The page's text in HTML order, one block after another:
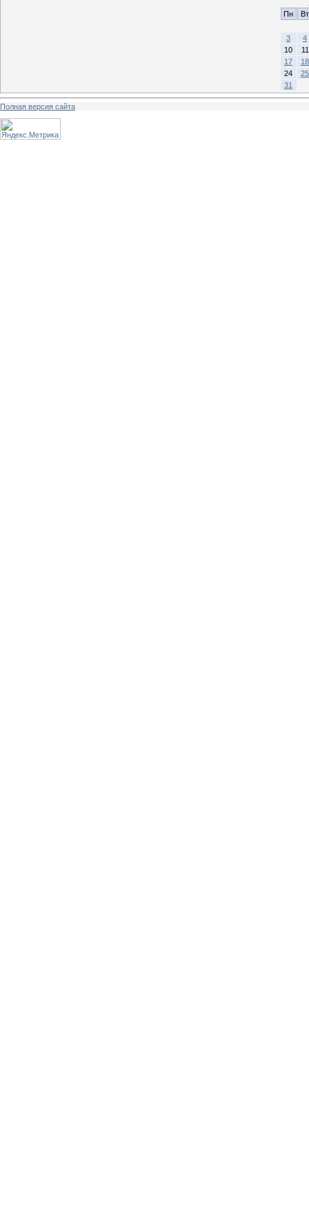
Пн
Вт
3
4
10
11
17
18
24
25
31
Полная версия сайта